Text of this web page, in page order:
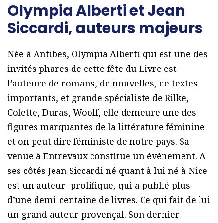
Olympia Alberti et Jean
Siccardi, auteurs majeurs
Née à Antibes, Olympia Alberti qui est une des
invités phares de cette fête du Livre est
l’auteure de romans, de nouvelles, de textes
importants, et grande spécialiste de Rilke,
Colette, Duras, Woolf, elle demeure une des
figures marquantes de la littérature féminine
et on peut dire féministe de notre pays. Sa
venue à Entrevaux constitue un événement. A
ses côtés Jean Siccardi né quant à lui né à Nice
est un auteur prolifique, qui a publié plus
d’une demi-centaine de livres. Ce qui fait de lui
un grand auteur provençal. Son dernier